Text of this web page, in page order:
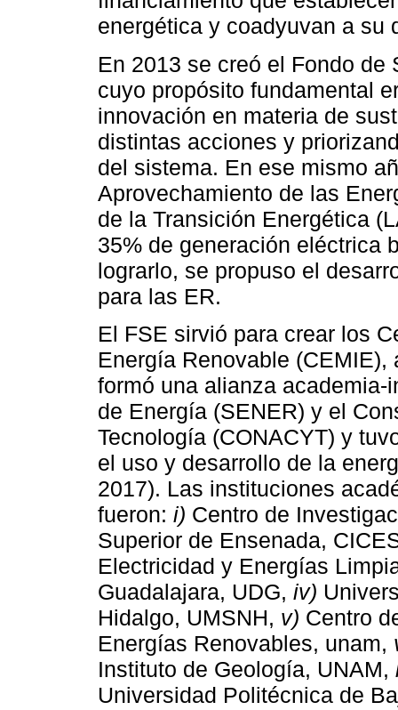
energética y coadyuvan a su
En 2013 se creó el Fondo
cuyo propósito fundamental
innovación en materia de
distintas acciones y
del sistema. En ese mismo
Aprovechamiento de las
de la Transición Energética
35% de generación eléctrica
lograrlo, se propuso el
para las ER.
El FSE sirvió para crear los
Energía Renovable
formó una alianza
de Energía (SENER) y el
Tecnología (CONACYT) y
el uso y desarrollo de la
2017). Las instituciones
fueron: i) Centro de
Superior de Ensenada,
Electricidad y Energías
Guadalajara, UDG, iv)
Hidalgo, UMSNH, v) Centro
Energías Renovables, unam,
Instituto de Geología, UNAM,
Universidad Politécnica de